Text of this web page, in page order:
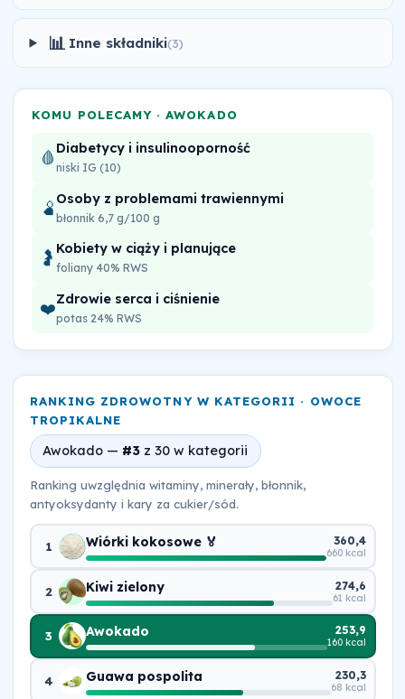
📊 Inne składniki(3)
KOMU POLECAMY · AWOKADO
🩸 Diabetycy i insulinooporność
niski IG (10)
🫄Osoby z problemami trawiennymi
błonnik 6,7 g/100 g
🤰 Kobiety w ciąży i planujące
foliany 40% RWS
❤️Zdrowie serca i ciśnienie
potas 24% RWS
RANKING ZDROWOTNY W KATEGORII · OWOCE
TROPIKALNE
Awokado — #3 z 30 w kategorii
Ranking uwzględnia witaminy, minerały, błonnik,
antyoksydanty i kary za cukier/sód.
1 Wiórki kokosowe 🏅 360,4
660 kcal
2 Kiwi zielony 274,6
61 kcal
3 Awokado 253,9
160 kcal
4 Guawa pospolita 230,3
68 kcal